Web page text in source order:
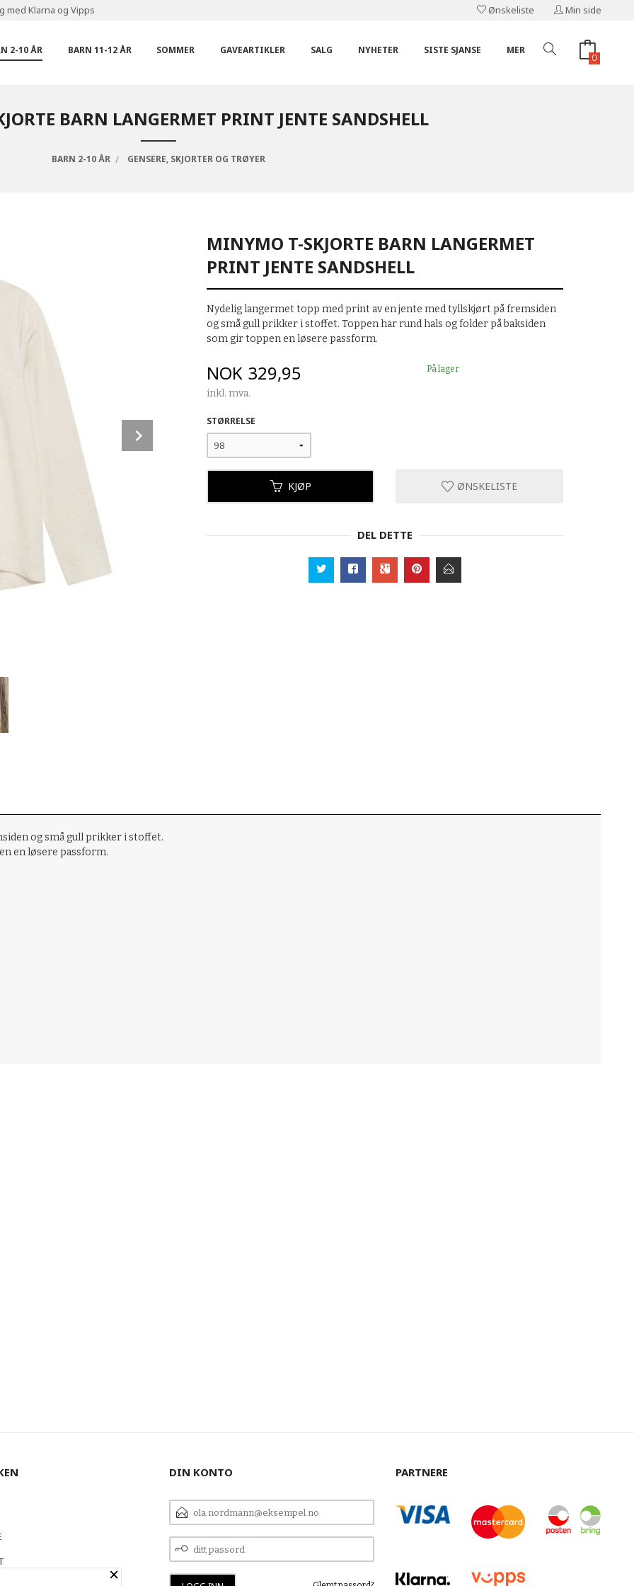
med Klarna og Vipps Ønskeliste Min side
2-10 ÅR BARN 11-12 ÅR SOMMER GAVEARTIKLER SALG NYHETER SISTE SJANSE MER
0
BARN LANGERMET PRINT JENTE SANDSHELL
BARN 2-10 ÅR GENSERE, SKJORTER OG TRØYER
MINYMO T-SKJORTE BARN LANGERMET
PRINT JENTE SANDSHELL
Nydelig langermet topp med print av en jente med tyllskjørt på fremsiden
og små gull prikker i stoffet. Toppen har rund hals og folder på baksiden
som gir toppen en løsere passform.
Pris
NOK 329,95
inkl. mva.
På lager
STØRRELSE
KJØP ØNSKELISTE
DEL DETTE
og små gull prikker i stoffet.
en løsere passform.
DIN KONTO
E-
POSTADRESSE
DITT
PASSORD
PARTNERE
×